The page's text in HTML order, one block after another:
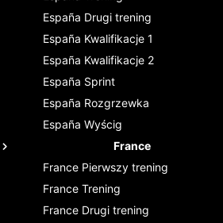
España Drugi trening
España Kwalifikacje 1
España Kwalifikacje 2
España Sprint
España Rozgrzewka
España Wyścig
France
France Pierwszy trening
France Trening
France Drugi trening